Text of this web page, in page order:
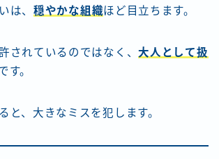
は、 穏やかな組織ほど目立ちます。
されているのではなく、大人として扱
す。
と、大きなミスを犯します。